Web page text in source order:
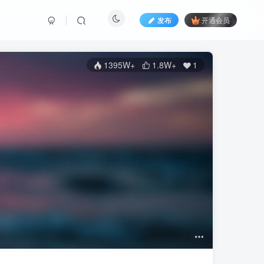
发布 开通会员
1395W+ 1.8W+ 1